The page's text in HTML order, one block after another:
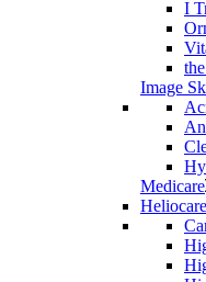
I
Image
Medicare
Heliocare